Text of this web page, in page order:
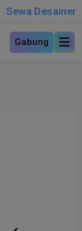
Sewa Desainer
Gabung